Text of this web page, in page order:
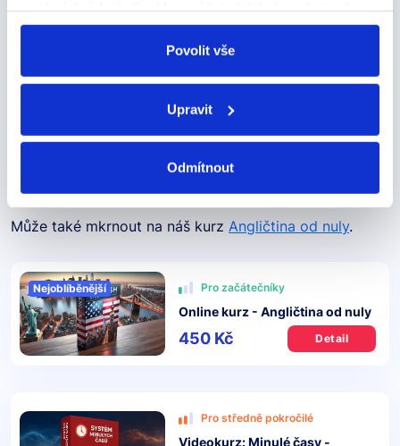
odvolat v nastavení cookies, případně se obrátit na
Povolit vše
Upravit
Odmítnout
Anglická slova na K
Anglická zkratka BC
Může také mkrnout na náš kurz Angličtina od nuly.
Nejoblíběnější Pro začátečníky
Online kurz - Angličtina od nuly
450 Kč Detail
Pro středně pokročilé
Videokurz: Minulé časy -